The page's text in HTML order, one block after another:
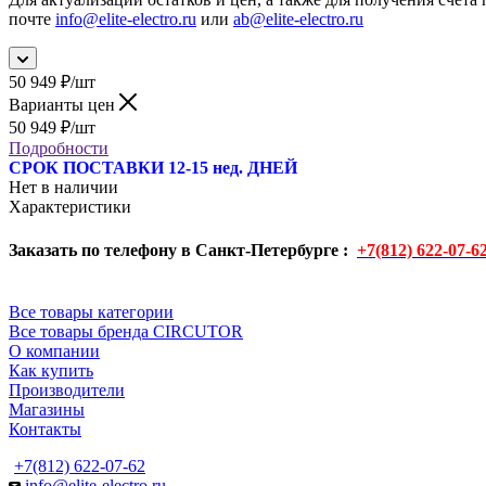
почте info@elite-electro.ru или ab@elite-electro.ru
50 949 ₽/шт
Варианты цен
50 949 ₽/шт
Подробности
СРОК ПОСТАВКИ 12-15 нед. ДНЕЙ
Нет в наличии
Характеристики
Заказать по телефону в Санкт-Петербурге : +7(812) 622-07-
Все товары категории
Все товары бренда CIRCUTOR
О компании
Как купить
Производители
Магазины
Контакты
+7(812) 622-07-62